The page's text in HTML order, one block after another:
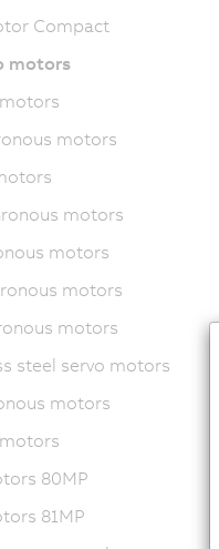
Compact
motors
motors
motors
motors
motors
motors
steel servo motors
motors
80MP
81MP